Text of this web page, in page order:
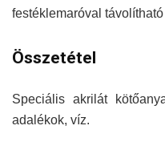
festéklemaróval távolítható
Összetétel
Speciális akrilát
adalékok, víz.